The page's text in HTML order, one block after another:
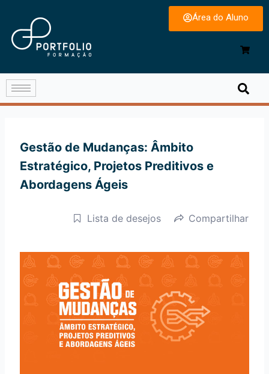
Área do Aluno
Gestão de Mudanças: Âmbito
Estratégico, Projetos Preditivos e
Abordagens Ágeis
Lista de desejos Compartilhar